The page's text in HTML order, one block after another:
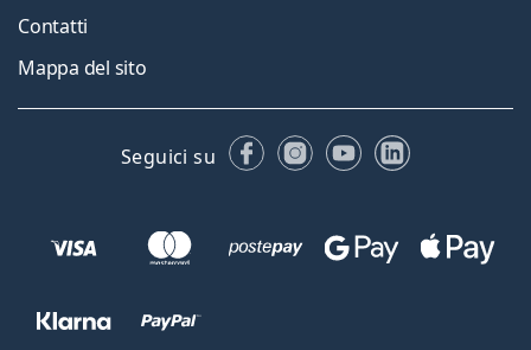
Contatti
Mappa del sito
Seguici su FacebookInstagram
YouTubeLinkedIn